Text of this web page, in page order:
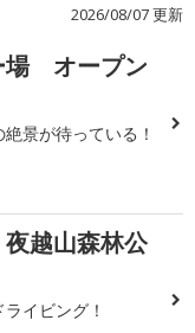
2026/08/07 更新
場 オープン
景が待っている！
夜越山森林公
イビング！